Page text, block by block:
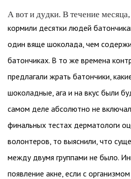
А вот и дудки. В течение
кормили десятки людей
один вяще шоколада, чем
батончиках. В то же времена
предлагали жрать батончики,
шоколадные, ага и на вкус были
самом деле абсолютно не
финальных тестах дерматологи
волонтеров, то выяснили, что
между двумя группами не было.
появление акне, если с